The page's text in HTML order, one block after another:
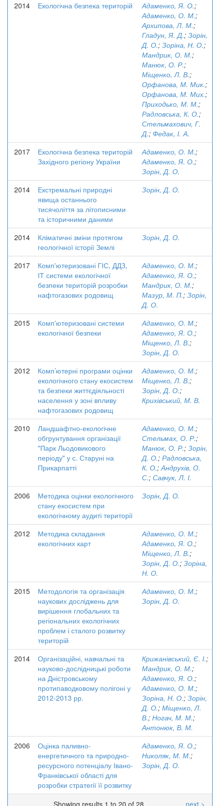
2014 Екологічна безпека територій Адаменко, Я. О.;
Адаменко, О. М.;
Архипова, Л. М.;
Гладун, Я. Д.; Зорін,
Д. О.; Зоріна, Н. О.;
Мандрик, О. М.;
Манюк, О. Р.;
Міщенко, Л. В.;
Орфанова, М. Мик.;
Орфанова, М. Мих.;
Приходько, М. М.;
Радловська, К. О.;
Стельмахович, Г.
Д.; Федак, І. А.
2017
Екологічна безпека територій
Західного регіону України
Адаменко, О. М.;
Адаменко, Я. О.;
Зорін, Д. О.
2014
Екстремальні природні
явища останнього
тисячоліття за літописними
та історичними даними
Зорін, Д. О.
2014
Кліматичні зміни протягом
геологічної історії Землі
Зорін, Д. О.
2017
Комп'ютеризовані ГІС, ДДЗ,
ІТ системи екологічної
безпеки територій розробки
нафтогазових родовищ
Адаменко, О. М.;
Адаменко, Я. О.;
Мандрик, О. М.;
Мазур, М. П.; Зорін,
Д. О.
2015
Комп'ютеризовані системи
екологічної безпеки
Адаменко, О. М.;
Адаменко, Я. О.;
Міщенко, Л. В.;
Зорін, Д. О.
2012
Комп’ютерні програми оцінки
екологічного стану екосистем
та безпеки життєдіяльності
населення у зоні впливу
нафтогазових родовищ
Адаменко, О. М.;
Міщенко, Л. В.;
Зорін, Д. О.;
Крихівський, М. В.
2010
Ландшафтно-екологічне
обгрунтування організації
"Парк Льодовикового
періоду" у с. Старуні на
Прикарпатті
Адаменко, О. М.;
Стельмах, О. Р.;
Манюк, О. Р.; Зорін,
Д. О.; Радловська,
К. О.;Андрухів, О.
С.; Савчук, Л. І.
2006
Методика оцінки екологічного
стану екосистем при
екологічному аудиті території
Зорін, Д. О.
2012
Методика складання
екологічних карт
Адаменко, О. М.;
Адаменко, Я. О.;
Міщенко, Л. В.;
Зорін, Д. О.; Зоріна,
Н. О.
2015
Методологія та організація
наукових досліджень для
вирішення глобальних та
регіональних екологічних
проблем і сталого розвитку
територій
Адаменко, О. М.;
Зорін, Д. О.
2014
Організаційні, навчальні та
науково-дослідницькі роботи
на Дністровському
протипаводковому полігоні у
2012-2013 рр.
Крижанівський, Є. І.;
Мандрик, О. М.;
Адаменко, Я. О.;
Адаменко, О. М.;
Зоріна, Н. О.; Зорін,
Д. О.; Міщенко, Л.
В.; Ногач, М. М.;
Антонюк, В. М.
2006
Оцінка паливно-
енергетичного та природно-
ресурсного потенціалу Івано-
Франківської області для
розробки стратегії її розвитку
Адаменко, Я. О.;
Николяк, М. М.;
Зорін, Д. О.
Showing results 1 to 20 of 28 next >